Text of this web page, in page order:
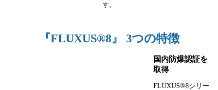
す。
『FLUXUS®8』 3つの特徴
国内防爆認証を
取得
FLUXUS®8シリー